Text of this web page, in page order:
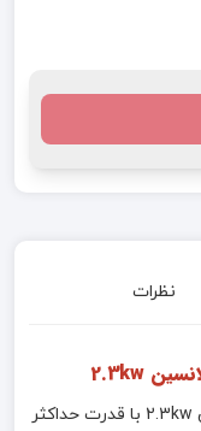
نظرات
موتوربرق بنزینی سایلنت GR2300iS لانسین 2.3kw با قدرت حداکثر